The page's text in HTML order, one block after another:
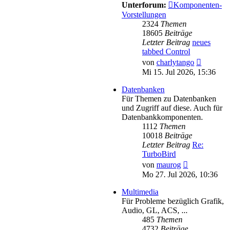
Unterforum:
Komponenten-
Vorstellungen
2324 Themen
18605 Beiträge
Letzter Beitrag neues
tabbed Control
von charlytango
Beitrag
Mi 15. Jul 2026, 15:36
Datenbanken
Für Themen zu Datenbanken
und Zugriff auf diese. Auch für
Datenbankkomponenten.
1112 Themen
10018 Beiträge
Letzter Beitrag Re:
TurboBird
von maurog
Beitrag
Mo 27. Jul 2026, 10:36
Multimedia
Für Probleme bezüglich Grafik,
Audio, GL, ACS, ...
485 Themen